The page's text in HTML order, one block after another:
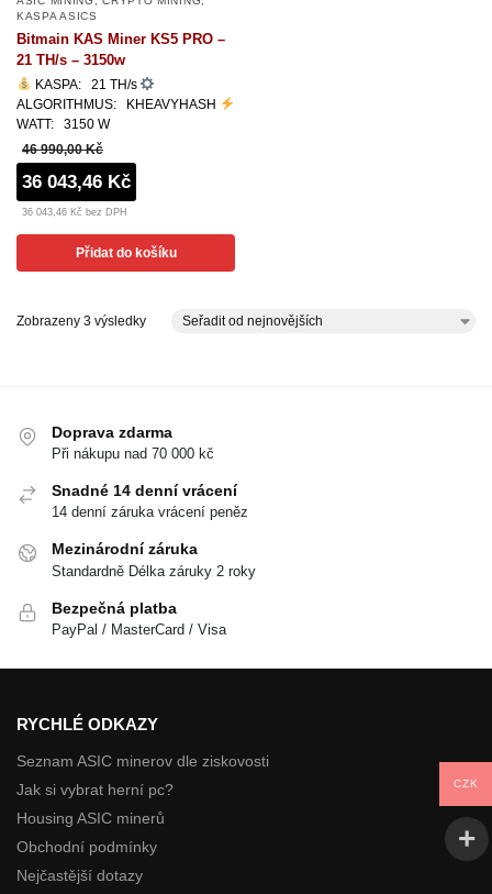
KASPA ASICS
Bitmain KAS Miner KS5 PRO –
21 TH/s – 3150w
KASPA: 21 TH/s
ALGORITHMUS: KHEAVYHASH
WATT: 3150 W
46 990,00 Kč
36 043,46 Kč
36 043,46 Kč bez DPH
Přidat do košíku
Zobrazeny 3 výsledky
Doprava zdarma
Při nákupu nad 70 000 kč
Snadné 14 denní vrácení
14 denní záruka vrácení peněz
Mezinárodní záruka
Standardně Délka záruky 2 roky
Bezpečná platba
PayPal / MasterCard / Visa
RYCHLÉ ODKAZY
Seznam ASIC minerov dle ziskovosti
Jak si vybrat herní pc?
Housing ASIC minerů
Obchodní podmínky
Nejčastější dotazy
CZK